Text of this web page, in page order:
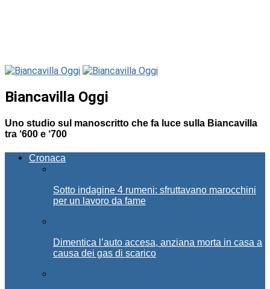
Biancavilla Oggi
Uno studio sul manoscritto che fa luce sulla Biancavilla
tra ‘600 e ‘700
Cronaca
Sotto indagine 4 rumeni: sfruttavano marocchini
per un lavoro da fame
Dimentica l’auto accesa, anziana morta in casa a
causa dei gas di scarico